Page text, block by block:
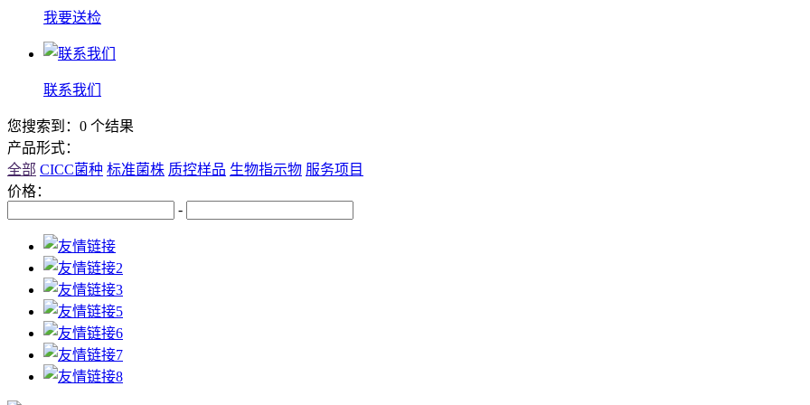
我要送检
联系我们
您搜索到：0 个结果
产品形式：
全部 CICC菌种 标准菌株 质控样品 生物指示物 服务项目
价格：
-